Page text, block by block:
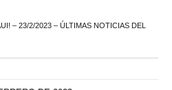
– 23/2/2023 – ÚLTIMAS NOTICIAS DEL